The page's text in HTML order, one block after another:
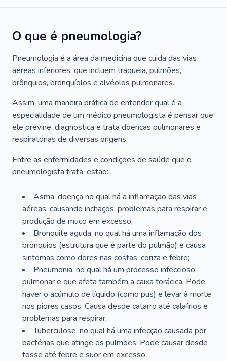
O que é pneumologia?
Pneumologia é a área da medicina que cuida das vias
aéreas inferiores, que incluem traqueia, pulmões,
brônquios, bronquíolos e alvéolos pulmonares.
Assim, uma maneira prática de entender qual é a
especialidade de um médico pneumologista é pensar que
ele previne, diagnostica e trata doenças pulmonares e
respiratórias de diversas origens.
Entre as enfermidades e condições de saúde que o
pneumologista trata, estão:
Asma, doença no qual há a inflamação das vias
aéreas, causando inchaços, problemas para respirar e
produção de muco em excesso;
Bronquite aguda, no qual há uma inflamação dos
brônquios (estrutura que é parte do pulmão) e causa
sintomas como dores nas costas, coriza e febre;
Pneumonia, no qual há um processo infeccioso
pulmonar e que afeta também a caixa torácica. Pode
haver o acúmulo de líquido (como pus) e levar à morte
nos piores casos. Causa desde catarro até calafrios e
problemas para respirar;
Tuberculose, no qual há uma infecção causada por
bactérias que atinge os pulmões. Pode causar desde
tosse até febre e suor em excesso;